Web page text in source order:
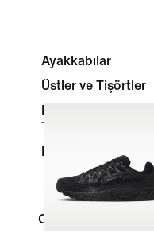
Ayakkabılar
Üstler ve Tişörtler
Eşofman Altları ve
Taytlar
Eşofmanlar
Cinsiyet